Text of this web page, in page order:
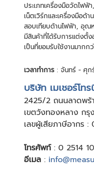
ประเภทเครื่องมือวัดไฟฟ้
เน็ตเวิร์กและเครื่องมือด้
สอบเทียบด้านไฟฟ้า, อุณ
มีสินค้าที่ได้รับการแต่งตั้ง
เป็นที่ยอมรับใช้งานมาก
เวลาทำการ : จันทร์ - ศุ
บริษัท เมเชอร์โท
2425/2 ถนนลาดพร้
เขตวังทองหลาง กรุ
เลขผู้เสียภาษีอากร
โทรศัพท์: 0 2514
อีเมล :